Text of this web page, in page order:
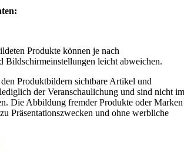
Produkte können je nach
Bildschirmeinstellungen leicht abweichen.
Produktbildern sichtbare Artikel und
der Veranschaulichung und sind nicht im
Die Abbildung fremder Produkte oder Marken
Präsentationszwecken und ohne werbliche